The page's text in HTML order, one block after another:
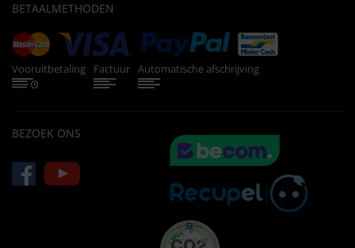
BETAALMETHODEN
Vooruitbetaling Factuur Automatische afschrijving
BEZOEK ONS